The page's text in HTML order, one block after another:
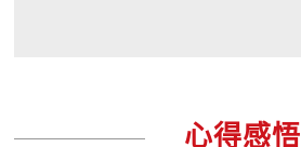
心得感悟